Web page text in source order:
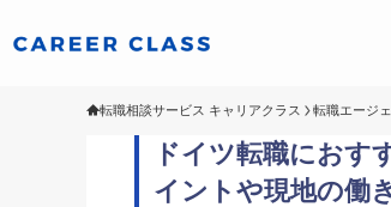
転職相談サービス キャリアクラス 転職エージ
ドイツ転職におす
イントや現地の働